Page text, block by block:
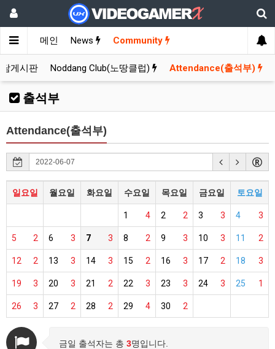
메인 News Community
게시판 Noddang Club(노땅클럽) Attendance(출석부)
출석부
Attendance(출석부)
일요일 월요일 화요일 수요일 목요일 금요일 토요일
4
1 2
2 3
3 3
4
2
5 3
6 3
7 2
8 3
9 3
10 2
11
2
12 3
13 3
14 2
15 3
16 2
17 3
18
3
19 3
20 2
21 3
22 3
23 3
24 1
25
3
26 2
27 2
28 4
29 2
30
금일 출석자는 총 3명입니다.